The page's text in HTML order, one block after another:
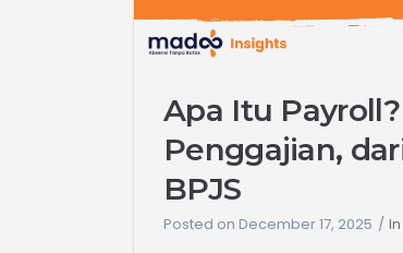
Apa Itu
Penggajian,
BPJS
Posted on December 17, 2025 In